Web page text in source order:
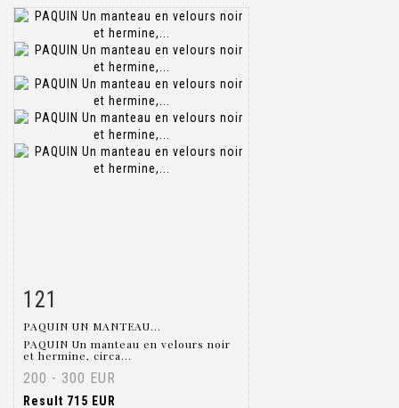
Item detail
121
PAQUIN UN MANTEAU...
PAQUIN Un manteau en velours noir
et hermine, circa...
200 - 300 EUR
Result 715 EUR